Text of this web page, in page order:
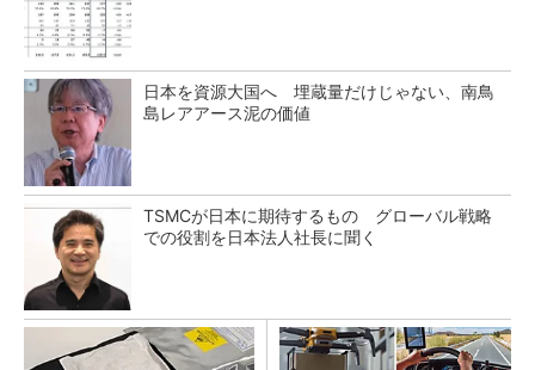
日本を資源大国へ 埋蔵量だけじゃない、南鳥
島レアアース泥の価値
TSMCが日本に期待するもの グローバル戦略
での役割を日本法人社長に聞く